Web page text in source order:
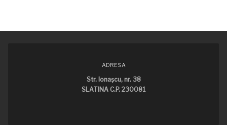
ADRESA
Str. Ionaşcu, nr. 38
SLATINA C.P. 230081